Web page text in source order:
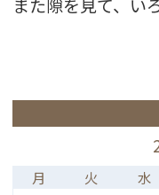
また隙を見て、い
月 火 水